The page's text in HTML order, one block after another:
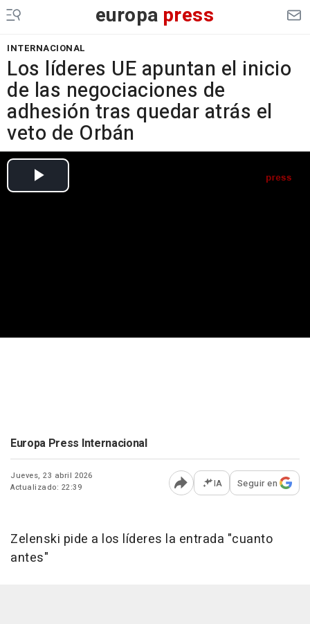
europa press
INTERNACIONAL
Los líderes UE apuntan el inicio
de las negociaciones de
adhesión tras quedar atrás el
veto de Orbán
Europa Press Internacional
Jueves, 23 abril 2026
Actualizado: 22:39
Abrir opciones para
IA Seguir en
Zelenski pide a los líderes la entrada "cuanto
antes"